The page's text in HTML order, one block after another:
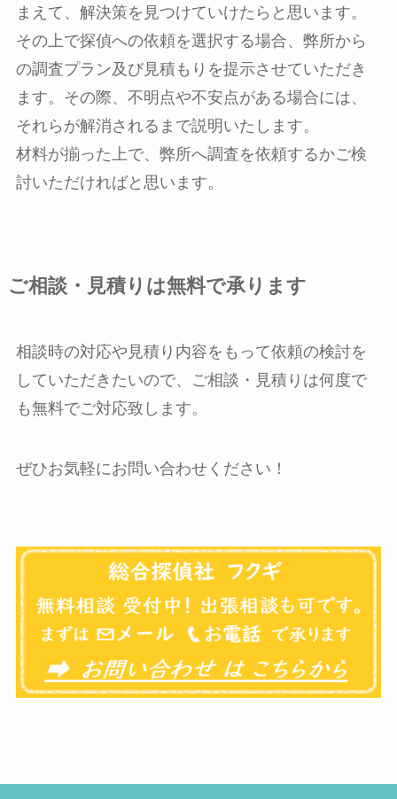
まえて、解決策を見つけていけたらと思います。
その上で探偵への依頼を選択する場合、弊所から
の調査プラン及び見積もりを提示させていただき
ます。その際、不明点や不安点がある場合には、
それらが解消されるまで説明いたします。
材料が揃った上で、弊所へ調査を依頼するかご検
討いただければと思います。
ご相談・見積りは無料で承ります
相談時の対応や見積り内容をもって依頼の検討を
していただきたいので、ご相談・見積りは何度で
も無料でご対応致します。
ぜひお気軽にお問い合わせください！